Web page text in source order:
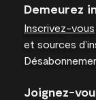
Demeurez
Inscrivez-vous
et sources
Joignez-